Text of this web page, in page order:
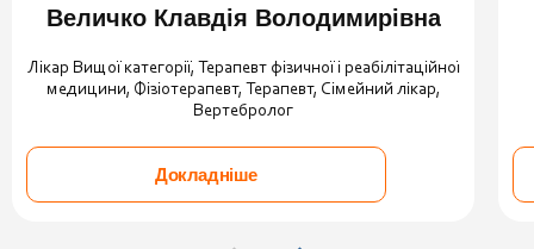
Величко Клавдія Володимирівна
Лікар Вищої категорії, Терапевт фізичної і реабілітаційної
медицини, Фізіотерапевт, Терапевт, Сімейний лікар,
Вертебролог
Докладніше